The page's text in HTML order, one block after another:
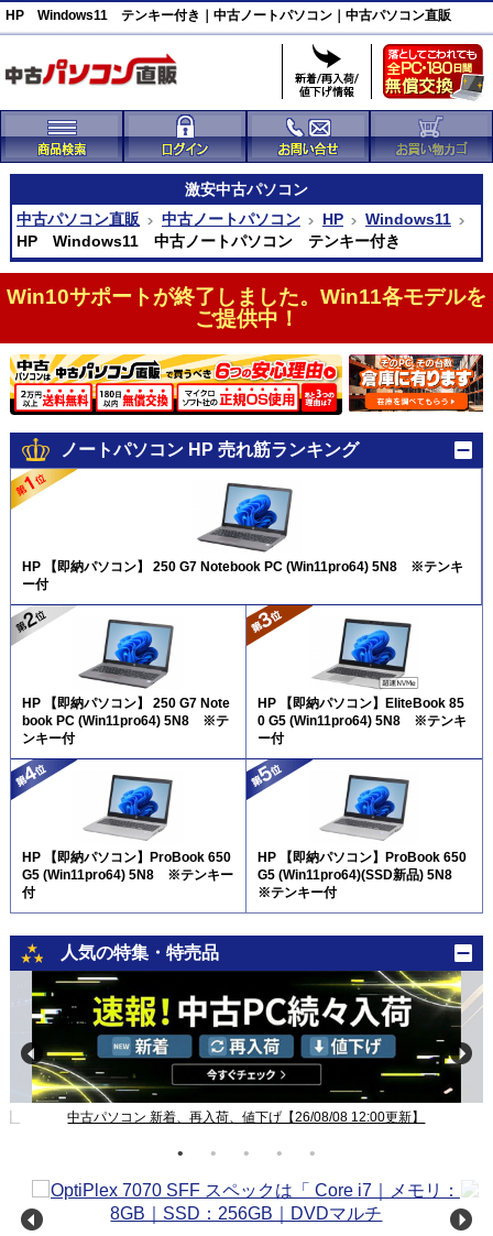
HP Windows11 テンキー付き｜中古ノートパソコン｜中古パソコン直販
激安中古パソコン
中古パソコン直販
中古ノートパソコン HP
Windows11
HP Windows11 中古ノートパソコン テンキー付き
Win10サポートが終了しました。Win11各モデルを
ご提供中！
ノートパソコン HP 売れ筋ランキング
HP 【即納パソコン】 250 G7 Notebook PC (Win11pro64) 5N8 ※テンキ
ー付
HP 【即納パソコン】 250 G7 Note
book PC (Win11pro64) 5N8 ※テ
ンキー付
HP 【即納パソコン】EliteBook 85
0 G5 (Win11pro64) 5N8 ※テンキ
ー付
HP 【即納パソコン】ProBook 650
G5 (Win11pro64) 5N8 ※テンキー
付
HP 【即納パソコン】ProBook 650
G5 (Win11pro64)(SSD新品) 5N8
※テンキー付
人気の特集・特売品
着、再入荷、値下げ【26/08/08 12:00更新】 Windows11ノート